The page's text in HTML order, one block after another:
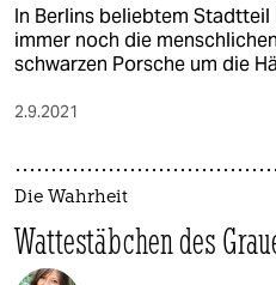
veranstaltungen
shop
fragen & hilfe
unterstützen
genossenschaft
In Berlins beliebtem
immer noch die
schwarzen Porsche um die
2.9.2021
Die Wahrheit
Wattestäbchen des